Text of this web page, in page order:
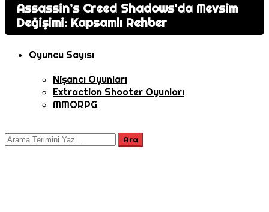
MMORPG
Oyuncu Sayısı
Nişancı Oyunları
Extraction Shooter Oyunları
MMORPG
Assassin’s Creed Shadows’da Mevsim
Değişimi: Kapsamlı Rehber